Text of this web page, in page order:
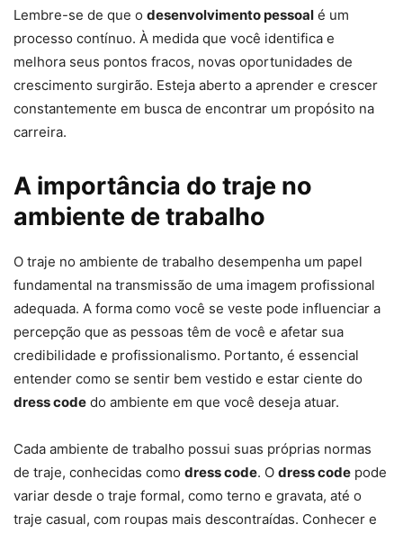
Lembre-se de que o desenvolvimento pessoal é um
processo contínuo. À medida que você identifica e
melhora seus pontos fracos, novas oportunidades de
crescimento surgirão. Esteja aberto a aprender e crescer
constantemente em busca de encontrar um propósito na
carreira.
A importância do traje no
ambiente de trabalho
O traje no ambiente de trabalho desempenha um papel
fundamental na transmissão de uma imagem profissional
adequada. A forma como você se veste pode influenciar a
percepção que as pessoas têm de você e afetar sua
credibilidade e profissionalismo. Portanto, é essencial
entender como se sentir bem vestido e estar ciente do
dress code do ambiente em que você deseja atuar.
Cada ambiente de trabalho possui suas próprias normas
de traje, conhecidas como dress code. O dress code pode
variar desde o traje formal, como terno e gravata, até o
traje casual, com roupas mais descontraídas. Conhecer e